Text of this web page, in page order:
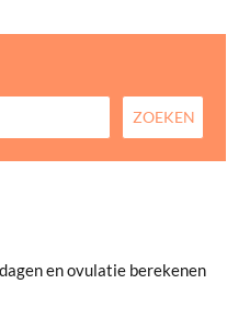
en ovulatie berekenen